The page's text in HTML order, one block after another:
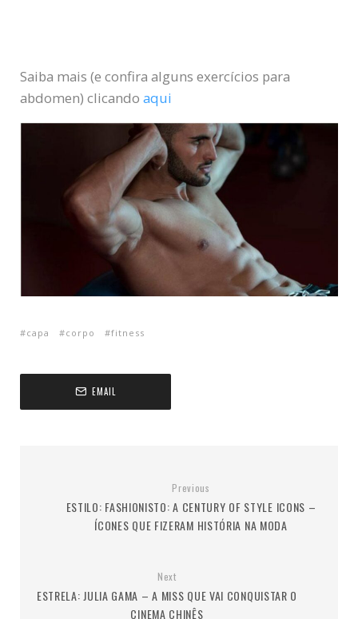
Saiba mais (e confira alguns exercícios para
abdomen) clicando aqui
capa corpo fitness
EMAIL
Previous
ESTILO: FASHIONISTO: A CENTURY OF STYLE ICONS –
ÍCONES QUE FIZERAM HISTÓRIA NA MODA
Next
ESTRELA: JULIA GAMA – A MISS QUE VAI CONQUISTAR O
CINEMA CHINÊS